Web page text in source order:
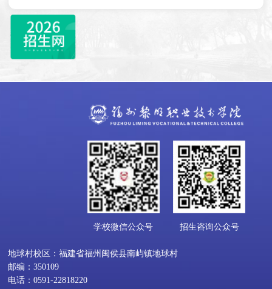
学校微信公众号 招生咨询公众号
地球村校区：福建省福州闽侯县南屿镇地球村
邮编：350109
电话：0591-22818220